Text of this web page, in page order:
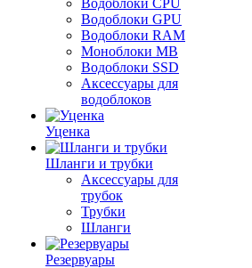
Водоблоки CPU
Водоблоки GPU
Водоблоки RAM
Моноблоки MB
Водоблоки SSD
Аксессуары для
водоблоков
Уценка
Шланги и трубки
Аксессуары для
трубок
Трубки
Шланги
Резервуары